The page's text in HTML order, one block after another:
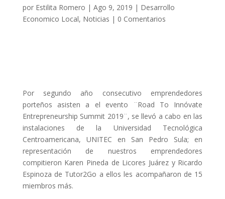
por Estilita Romero | Ago 9, 2019 | Desarrollo
Economico Local, Noticias | 0 Comentarios
Por segundo año consecutivo emprendedores
porteños asisten a el evento ¨Road To Innóvate
Entrepreneurship Summit 2019¨, se llevó a cabo en las
instalaciones de la Universidad Tecnológica
Centroamericana, UNITEC en San Pedro Sula; en
representación de nuestros emprendedores
compitieron Karen Pineda de Licores Juárez y Ricardo
Espinoza de Tutor2Go a ellos les acompañaron de 15
miembros más.